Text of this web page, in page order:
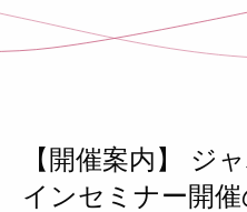
【開催案内】 ジ
インセミナー開